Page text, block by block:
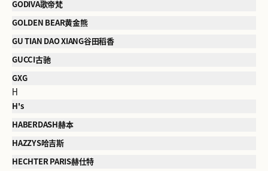
GODIVA歌帝梵
GOLDEN BEAR黄金熊
GU TIAN DAO XIANG谷田稻香
GUCCI古驰
GXG
H
H's
HABERDASH赫本
HAZZYS哈吉斯
HECHTER PARIS赫仕特